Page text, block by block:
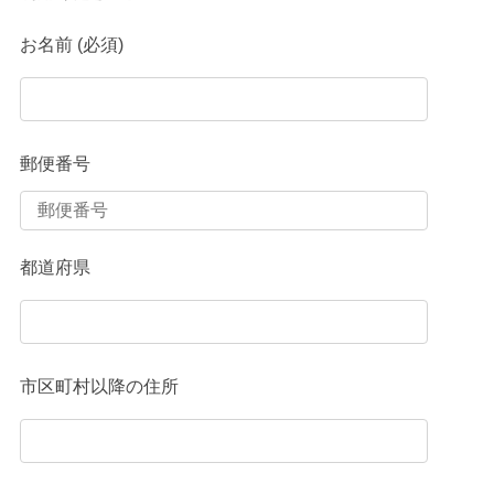
お名前 (必須)
郵便番号
都道府県
市区町村以降の住所